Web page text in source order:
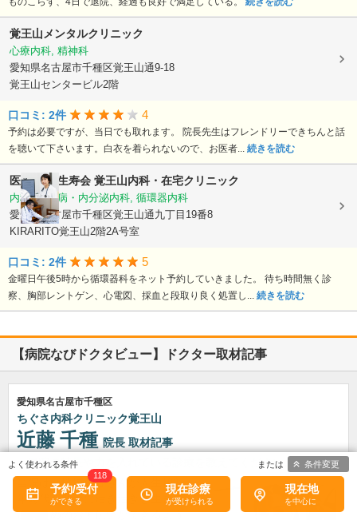
覚王山メンタルクリニック
心療内科, 精神科
愛知県名古屋市千種区覚王山通9-18
覚王山センタービル2階
口コミ: 2件 4
予約は必要ですが、当日でも取れます。 院長先生はフレンドリーできちんと話
を聴いて下さいます。白衣を着られないので、お医者... 続きを読む
医療法人 生寿会 覚王山内科・在宅クリニック
内科, 糖尿病・内分泌内科, 循環器内科
愛知県名古屋市千種区覚王山通九丁目19番8
KIRARITO覚王山2階2A号室
口コミ: 2件 5
金曜日午後5時から循環器科をネット予約していきました。 待ち時間無く診
察、胸部レントゲン、心電図、採血と段取り良く処置し... 続きを読む
【病院なびドクタビュー】ドクター取材記事
愛知県名古屋市千種区
ちぐさ内科クリニック覚王山
近藤 千種 院長 取材記事
貴院の特長や力を入れている診療を教えてください。
当院は、地域の皆さんが人生100
年時代を豊かに活き活きと生きて
いくためのお手伝いができるよう
予約/受付
118
現在診療 現在地
条件変更